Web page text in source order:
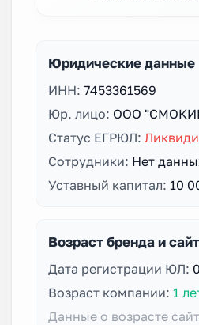
Юридические данные
ИНН: 7453361569
Юр. лицо: ООО
Статус ЕГРЮЛ:
Сотрудники: Нет
Уставный капитал: 10
Возраст бренда и
Дата регистрации ЮЛ:
Возраст компании: 1
Данные о возрасте